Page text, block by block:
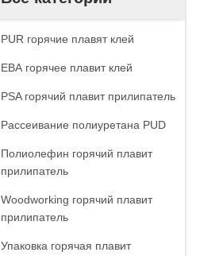
PUR горячие плавят клей
ЕВА горячее плавит клей
PSA горячий плавит прилипатель
Рассеивание полиуретана PUD
Полиолефин горячий плавит
прилипатель
Woodworking горячий плавит
прилипатель
Упаковка горячая плавит